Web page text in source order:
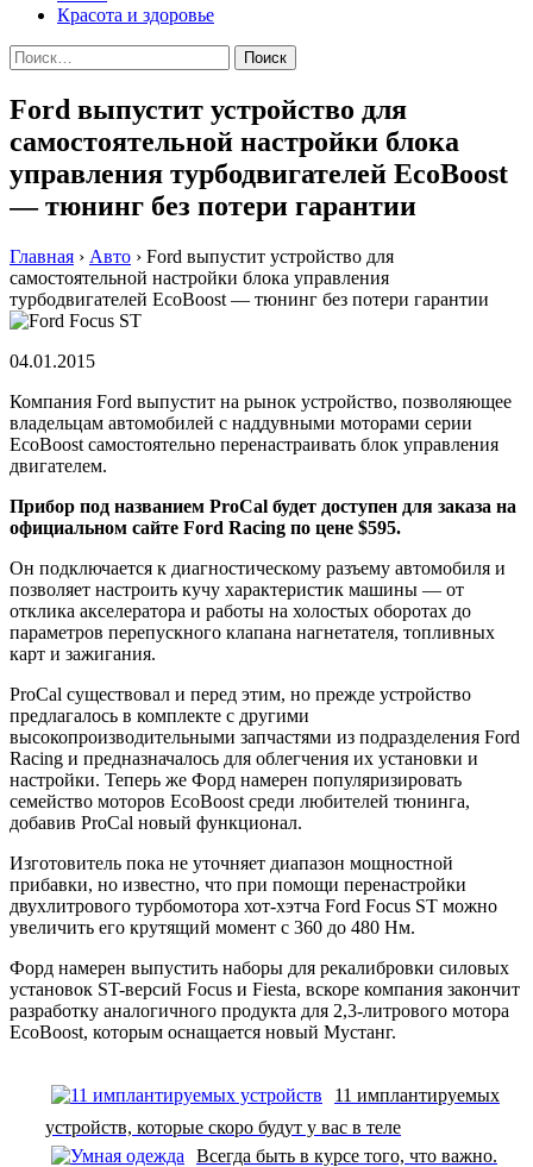
Красота и здоровье
Найти:
Ford выпустит устройство для
самостоятельной настройки блока
управления турбодвигателей EcoBoost
— тюнинг без потери гарантии
Главная › Авто › Ford выпустит устройство для
самостоятельной настройки блока управления
турбодвигателей EcoBoost — тюнинг без потери гарантии
04.01.2015
Компания Ford выпустит на рынок устройство, позволяющее
владельцам автомобилей с наддувными моторами серии
EcoBoost самостоятельно перенастраивать блок управления
двигателем.
Прибор под названием ProCal будет доступен для заказа на
официальном сайте Ford Racing по цене $595.
Он подключается к диагностическому разъему автомобиля и
позволяет настроить кучу характеристик машины — от
отклика акселератора и работы на холостых оборотах до
параметров перепускного клапана нагнетателя, топливных
карт и зажигания.
ProCal существовал и перед этим, но прежде устройство
предлагалось в комплекте с другими
высокопроизводительными запчастями из подразделения Ford
Racing и предназначалось для облегчения их установки и
настройки. Теперь же Форд намерен популяризировать
семейство моторов EcoBoost среди любителей тюнинга,
добавив ProCal новый функционал.
Изготовитель пока не уточняет диапазон мощностной
прибавки, но известно, что при помощи перенастройки
двухлитрового турбомотора хот-хэтча Ford Focus ST можно
увеличить его крутящий момент с 360 до 480 Нм.
Форд намерен выпустить наборы для рекалибровки силовых
установок ST-версий Focus и Fiesta, вскоре компания закончит
разработку аналогичного продукта для 2,3-литрового мотора
EcoBoost, которым оснащается новый Мустанг.
11 имплантируемых
устройств, которые скоро будут у вас в теле
Всегда быть в курсе того, что важно.